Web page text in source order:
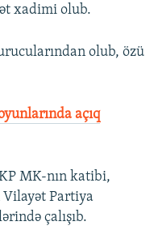
xadimi olub.
olub, özü
açıq
MK-nın katibi,
Vilayət Partiya
çalışıb.